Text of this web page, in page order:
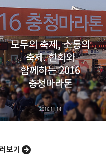
모두의 축제, 소통의
축제. 한화와
함께하는 2016
충청마라톤
2016.11.14
보기